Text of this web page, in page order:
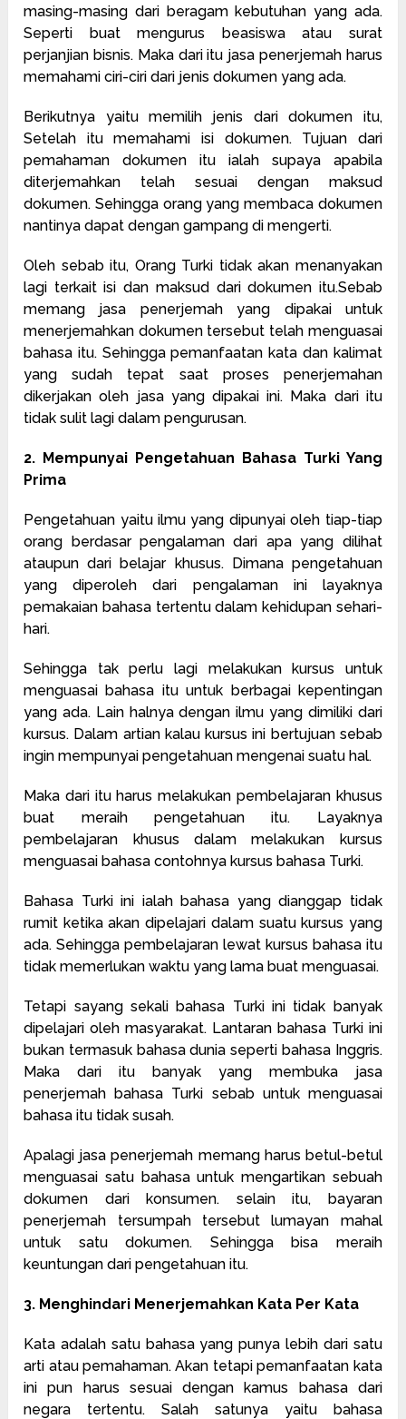
masing-masing dari beragam kebutuhan yang ada.
Seperti buat mengurus beasiswa atau surat
perjanjian bisnis. Maka dari itu jasa penerjemah harus
memahami ciri-ciri dari jenis dokumen yang ada.
Berikutnya yaitu memilih jenis dari dokumen itu,
Setelah itu memahami isi dokumen. Tujuan dari
pemahaman dokumen itu ialah supaya apabila
diterjemahkan telah sesuai dengan maksud
dokumen. Sehingga orang yang membaca dokumen
nantinya dapat dengan gampang di mengerti.
Oleh sebab itu, Orang Turki tidak akan menanyakan
lagi terkait isi dan maksud dari dokumen itu.Sebab
memang jasa penerjemah yang dipakai untuk
menerjemahkan dokumen tersebut telah menguasai
bahasa itu. Sehingga pemanfaatan kata dan kalimat
yang sudah tepat saat proses penerjemahan
dikerjakan oleh jasa yang dipakai ini. Maka dari itu
tidak sulit lagi dalam pengurusan.
2. Mempunyai Pengetahuan Bahasa Turki Yang
Prima
Pengetahuan yaitu ilmu yang dipunyai oleh tiap-tiap
orang berdasar pengalaman dari apa yang dilihat
ataupun dari belajar khusus. Dimana pengetahuan
yang diperoleh dari pengalaman ini layaknya
pemakaian bahasa tertentu dalam kehidupan sehari-
hari.
Sehingga tak perlu lagi melakukan kursus untuk
menguasai bahasa itu untuk berbagai kepentingan
yang ada. Lain halnya dengan ilmu yang dimiliki dari
kursus. Dalam artian kalau kursus ini bertujuan sebab
ingin mempunyai pengetahuan mengenai suatu hal.
Maka dari itu harus melakukan pembelajaran khusus
buat meraih pengetahuan itu. Layaknya
pembelajaran khusus dalam melakukan kursus
menguasai bahasa contohnya kursus bahasa Turki.
Bahasa Turki ini ialah bahasa yang dianggap tidak
rumit ketika akan dipelajari dalam suatu kursus yang
ada. Sehingga pembelajaran lewat kursus bahasa itu
tidak memerlukan waktu yang lama buat menguasai.
Tetapi sayang sekali bahasa Turki ini tidak banyak
dipelajari oleh masyarakat. Lantaran bahasa Turki ini
bukan termasuk bahasa dunia seperti bahasa Inggris.
Maka dari itu banyak yang membuka jasa
penerjemah bahasa Turki sebab untuk menguasai
bahasa itu tidak susah.
Apalagi jasa penerjemah memang harus betul-betul
menguasai satu bahasa untuk mengartikan sebuah
dokumen dari konsumen. selain itu, bayaran
penerjemah tersumpah tersebut lumayan mahal
untuk satu dokumen. Sehingga bisa meraih
keuntungan dari pengetahuan itu.
3. Menghindari Menerjemahkan Kata Per Kata
Kata adalah satu bahasa yang punya lebih dari satu
arti atau pemahaman. Akan tetapi pemanfaatan kata
ini pun harus sesuai dengan kamus bahasa dari
negara tertentu. Salah satunya yaitu bahasa